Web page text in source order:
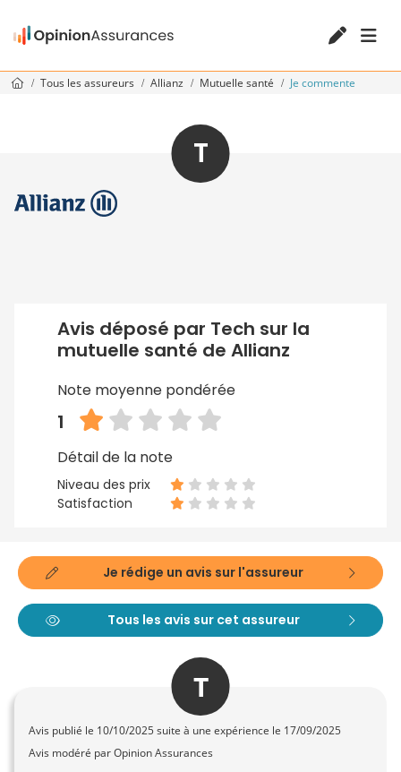
Tous les assureurs Allianz Mutuelle santé Je commente
T
Avis déposé par Tech sur la
mutuelle santé de Allianz
Note moyenne pondérée
1
Détail de la note
Niveau des prix
Satisfaction
Je rédige un avis sur l'assureur
Tous les avis sur cet assureur
T
Avis publié le 10/10/2025 suite à une expérience le 17/09/2025
Avis modéré par Opinion Assurances